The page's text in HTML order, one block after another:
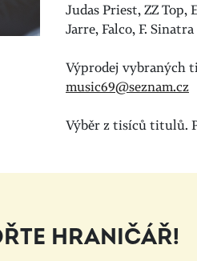
Judas Priest, ZZ Top,
Jarre, Falco, F.
Výprodej vybraných
music69@seznam.cz
Výběr z tisíců titulů.
HRANIČÁŘ!